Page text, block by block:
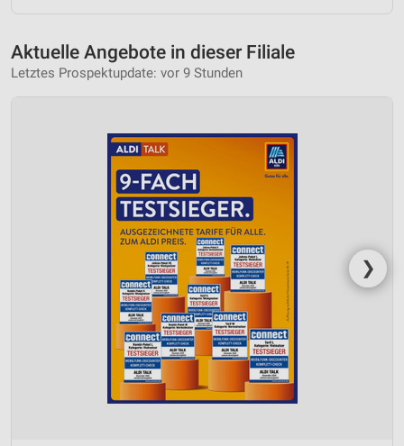
Aktuelle Angebote in dieser Filiale
Letztes Prospektupdate: vor 9 Stunden
❯